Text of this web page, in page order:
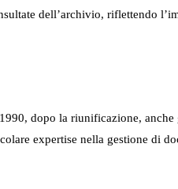
dell’archivio, riflettendo
dopo la riunificazione,
expertise nella gestione di